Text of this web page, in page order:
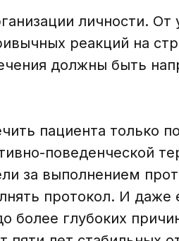
личности. От
реакций на
должны быть
пациента только
поведенческой
за выполнением
протокол. И даже
более глубоких